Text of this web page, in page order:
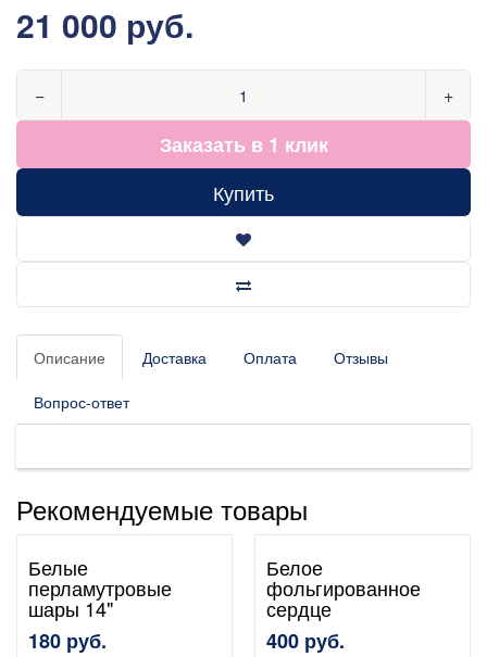
21 000 руб.
− +
Заказать в 1 клик
Купить
Описание Доставка Оплата Отзывы
Вопрос-ответ
Рекомендуемые товары
Белые
перламутровые
шары 14"
180 руб.
Белое
фольгированное
сердце
400 руб.